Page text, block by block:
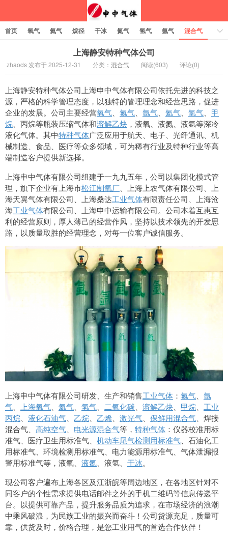
首页 氧气 氦气 烷径 干冰 氮气 氢气 氩气
混合气
上海静安特种气体公司
zhaods 发布于 2025-12-31 分类： 混合气 阅读(603) 评论(0)
上海静安特种气体公司上海申中气体有限公司依托先进的科技之
源，严格的科学管理态度，以独特的管理理念和经营思路，促进
企业的发展。公司主要经营氧气 氮气 氩气 氦气 氢气
甲
烷 、丙烷等瓶装压缩气体和溶解乙炔 ，液氧、液氮、液氩等深冷
液化气体。其中特种气体广泛应用于航天、电子、光纤通讯、机
械制造、食品、医疗等众多领域，可为稀有行业及特种行业等高
端制造客户提供新选择。
上海申中气体有限公司组建于一九九五年，公司以集团化模式管
理，旗下企业有上海市松江制氧厂 、上海上农气体有限公司、上
海天翼气体有限公司、上海桑达工业气体有限责任公司、上海沧
海工业气体有限公司、上海申中运输有限公司。公司本着互惠互
利的经营原则，厚人薄己的经营作风，坚持以技术领先的开发思
路，以质量取胜的经营理念，对每一位客户诚信服务。
上海申中气体有限公司研发、生产和销售工业气体 ： 氮气
氩
气
上海氧气 氦气 氢气 二氧化碳 溶解乙炔 甲烷
工业
丙烷
液化石油气 乙烷 乙烯 激光气 保鲜用混合气 、焊接
混合气、 高纯空气 电光源混合气等， 特种气体 ：仪器校准用标
准气、医疗卫生用标准气、 机动车尾气检测用标准气 、石油化工
用标准气、环境检测用标准气、电力能源用标准气、气体泄漏报
警用标准气等，液氧、 液氮 、液氩、 干冰。
现公司客户遍布上海各区及江浙皖等周边地区，在各地区针对不
同客户的个性需求提供电话邮件之外的手机二维码等信息传递平
台。以提供可靠产品，提升服务品质为追求，在市场经济的浪潮
中乘风破浪，为民族工业的振兴而奋斗！公司货源充足，质量可
靠，供货及时，价格合理，是您工业用气的首选合作伙伴！